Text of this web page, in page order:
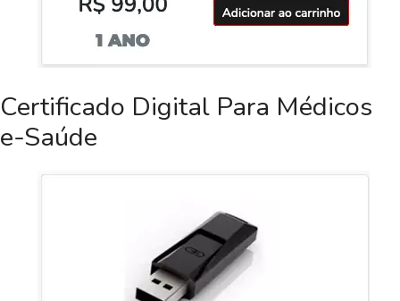
Certificado Digital Para Médicos
e-Saúde